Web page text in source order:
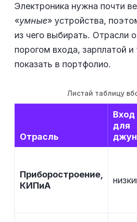
Электроника нужна почти
«умные» устройства,
из чего выбирать. Отрасли
порогом входа, зарплатой
показать в портфолио.
Листай таблицу
Отрасль
Вход
для
Приборостроение,
КИПиА